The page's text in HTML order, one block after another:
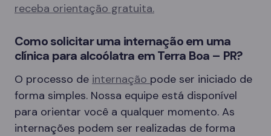
receba orientação gratuita.
Como solicitar uma internação em uma
clínica para alcoólatra em Terra Boa – PR?
O processo de internação pode ser iniciado de
forma simples. Nossa equipe está disponível
para orientar você a qualquer momento. As
internações podem ser realizadas de forma